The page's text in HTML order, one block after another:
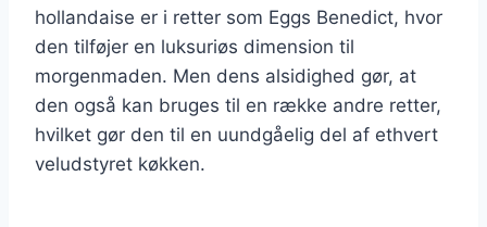
hollandaise er i retter som Eggs Benedict, hvor
den tilføjer en luksuriøs dimension til
morgenmaden. Men dens alsidighed gør, at
den også kan bruges til en række andre retter,
hvilket gør den til en uundgåelig del af ethvert
veludstyret køkken.